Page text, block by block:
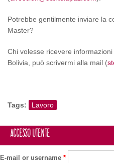
Potrebbe gentilmente inviare la
Master?
Chi volesse ricevere
Bolivia, può scrivermi alla mail (
Tags: Lavoro
Accesso utente
E-mail or username *